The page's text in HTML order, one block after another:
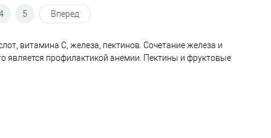
5 Вперед
витамина С, железа, пектинов. Сочетание железа и
является профилактикой анемии. Пектины и фруктовые